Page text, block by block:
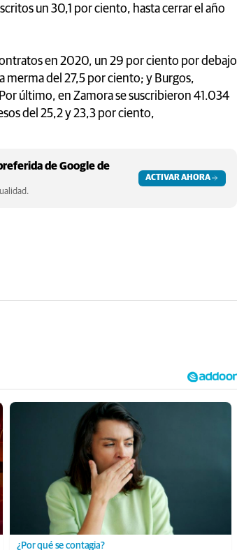
un 30,1 por ciento, hasta cerrar el año
en 2020, un 29 por ciento por debajo
merma del 27,5 por ciento; y Burgos,
último, en Zamora se suscribieron 41.034
del 25,2 y 23,3 por ciento,
de Google de
ACTIVAR AHORA
¿Por qué se contagia?